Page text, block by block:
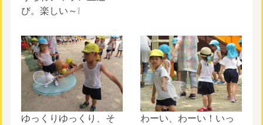
び。楽しい～❕
ゆっくりゆっくり、そ
わーい、わーい！いっ